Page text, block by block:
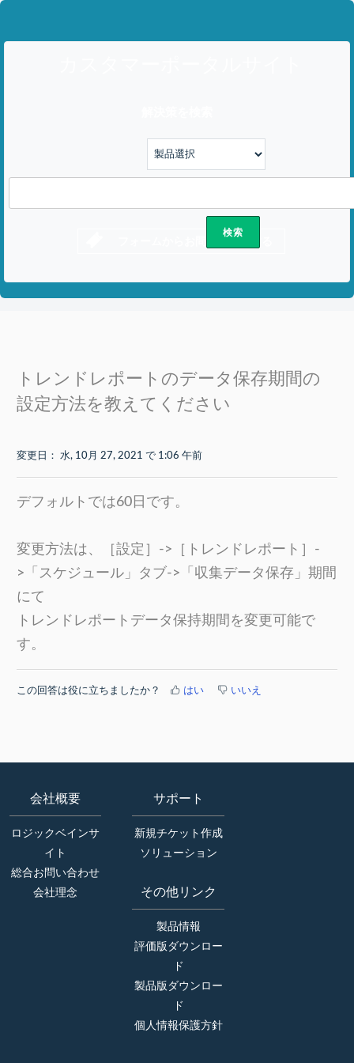
トレンドレポートのデータ保存期間の
設定方法を教えてください
変更日： 水, 10月 27, 2021 で 1:06 午前
デフォルトでは60日です。
変更方法は、［設定］->［トレンドレポート］-
>「スケジュール」タブ->「収集データ保存」期間
にて
トレンドレポートデータ保持期間を変更可能で
す。
この回答は役に立ちましたか？ はい いいえ
会社概要
ロジックベインサ
イト
総合お問い合わせ
会社理念
サポート
新規チケット作成
ソリューション
その他リンク
製品情報
評価版ダウンロー
ド
製品版ダウンロー
ド
個人情報保護方針